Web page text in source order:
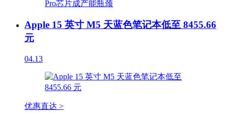
Apple 15 英寸 M5 天蓝色笔记本低至 8455.66
元
04.13
优惠直达 >